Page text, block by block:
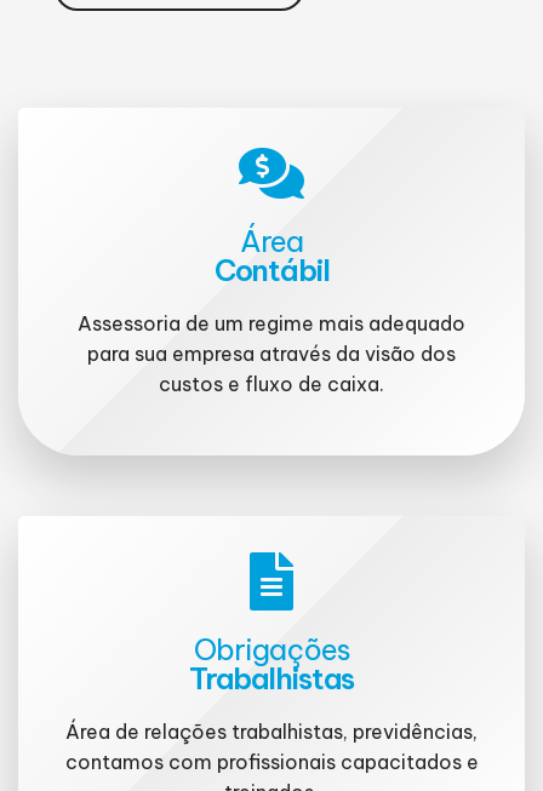
Área
Contábil
Assessoria de um regime mais adequado
para sua empresa através da visão dos
custos e fluxo de caixa.
Obrigações
Trabalhistas
Área de relações trabalhistas, previdências,
contamos com profissionais capacitados e